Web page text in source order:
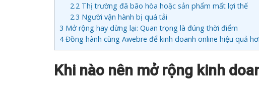
2.2 Thị trường đã bão hòa hoặc sản phẩm mất lợi thế
2.3 Người vận hành bị quá tải
3 Mở rộng hay dừng lại: Quan trọng là đúng thời điểm
4Đồng hành cùng Awebre để kinh doanh online hiệu quả
Khi nào nên mở rộng kinh